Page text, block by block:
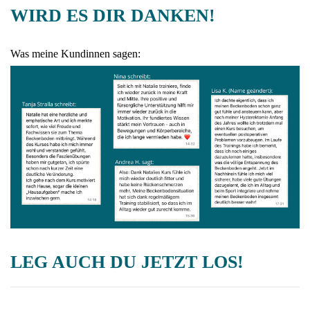
WIRD ES DIR DANKEN!
Was meine Kundinnen sagen:
LEG AUCH DU JETZT LOS!